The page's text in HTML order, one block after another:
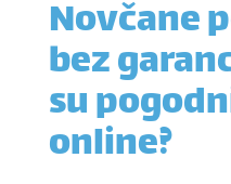
Novčane
bez
su
online?